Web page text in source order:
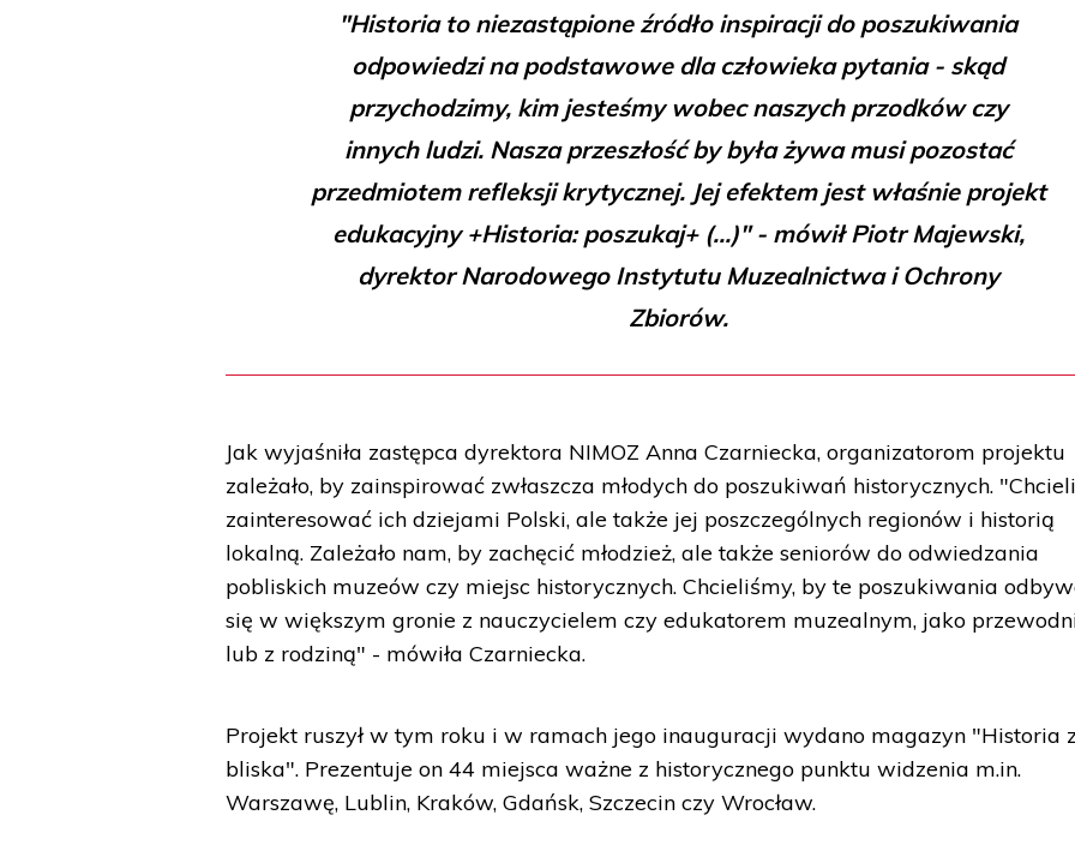
"Historia to niezastąpione źródło inspiracji do poszukiwania
odpowiedzi na podstawowe dla człowieka pytania - skąd
przychodzimy, kim jesteśmy wobec naszych przodków czy
innych ludzi. Nasza przeszłość by była żywa musi pozostać
przedmiotem refleksji krytycznej. Jej efektem jest właśnie projekt
edukacyjny +Historia: poszukaj+ (...)" - mówił Piotr Majewski,
dyrektor Narodowego Instytutu Muzealnictwa i Ochrony
Zbiorów.
Jak wyjaśniła zastępca dyrektora NIMOZ Anna Czarniecka, organizatorom projektu
zależało, by zainspirować zwłaszcza młodych do poszukiwań historycznych.
zainteresować ich dziejami Polski, ale także jej poszczególnych regionów i historią
lokalną. Zależało nam, by zachęcić młodzież, ale także seniorów do odwiedzania
pobliskich muzeów czy miejsc historycznych. Chcieliśmy, by te poszukiwania
się w większym gronie z nauczycielem czy edukatorem muzealnym, jako
lub z rodziną" - mówiła Czarniecka.
Projekt ruszył w tym roku i w ramach jego inauguracji wydano magazyn "Historia z
bliska". Prezentuje on 44 miejsca ważne z historycznego punktu widzenia m.in.
Warszawę, Lublin, Kraków, Gdańsk, Szczecin czy Wrocław.